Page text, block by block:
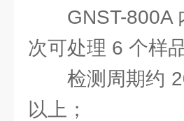
GNST-800A
次可处理 6 个样
检测周期约
以上；